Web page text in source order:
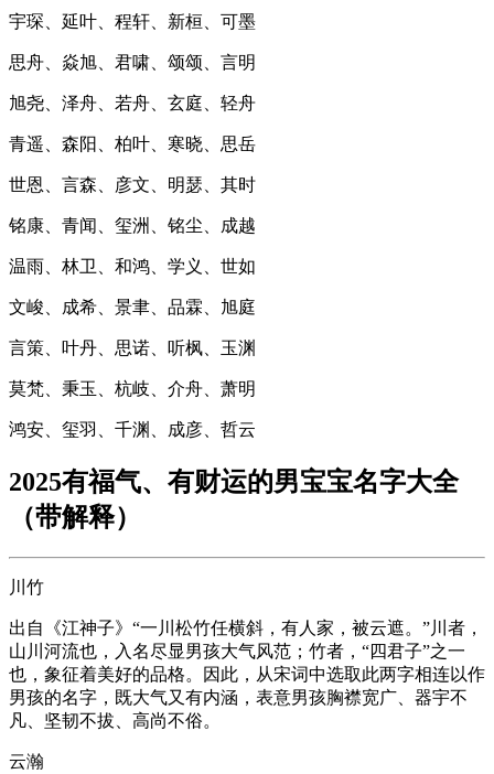
宇琛、延叶、程轩、新桓、可墨
思舟、焱旭、君啸、颂颂、言明
旭尧、泽舟、若舟、玄庭、轻舟
青遥、森阳、柏叶、寒晓、思岳
世恩、言森、彦文、明瑟、其时
铭康、青闻、玺洲、铭尘、成越
温雨、林卫、和鸿、学义、世如
文峻、成希、景聿、品霖、旭庭
言策、叶丹、思诺、听枫、玉渊
莫梵、秉玉、杭岐、介舟、萧明
鸿安、玺羽、千渊、成彦、哲云
2025有福气、有财运的男宝宝名字大全
（带解释）
川竹
出自《江神子》“一川松竹任横斜，有人家，被云遮。”川者，
山川河流也，入名尽显男孩大气风范；竹者，“四君子”之一
也，象征着美好的品格。因此，从宋词中选取此两字相连以作
男孩的名字，既大气又有内涵，表意男孩胸襟宽广、器宇不
凡、坚韧不拔、高尚不俗。
云瀚